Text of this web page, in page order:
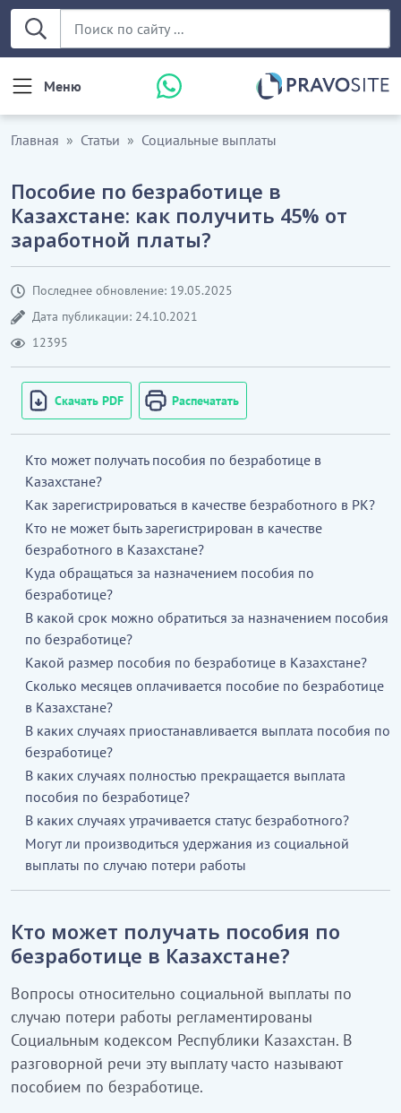
Меню
Главная Статьи Социальные выплаты
Пособие по безработице в
Казахстане: как получить 45% от
заработной платы?
Последнее обновление: 19.05.2025
Дата публикации: 24.10.2021
12395
Скачать PDF Распечатать
Кто может получать пособия по безработице в
Казахстане?
Как зарегистрироваться в качестве безработного в РК?
Кто не может быть зарегистрирован в качестве
безработного в Казахстане?
Куда обращаться за назначением пособия по
безработице?
В какой срок можно обратиться за назначением пособия
по безработице?
Какой размер пособия по безработице в Казахстане?
Сколько месяцев оплачивается пособие по безработице
в Казахстане?
В каких случаях приостанавливается выплата пособия по
безработице?
В каких случаях полностью прекращается выплата
пособия по безработице?
В каких случаях утрачивается статус безработного?
Могут ли производиться удержания из социальной
выплаты по случаю потери работы
Кто может получать пособия по
безработице в Казахстане?
Вопросы относительно социальной выплаты по
случаю потери работы регламентированы
Социальным кодексом Республики Казахстан. В
разговорной речи эту выплату часто называют
пособием по безработице.